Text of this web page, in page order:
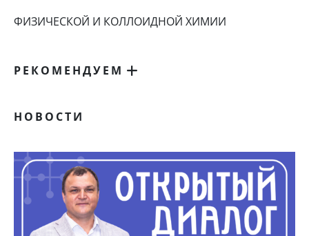
НОВОСТИ
ФИЗИЧЕСКОЙ И КОЛЛОИДНОЙ ХИМИИ
РЕКОМЕНДУЕМ